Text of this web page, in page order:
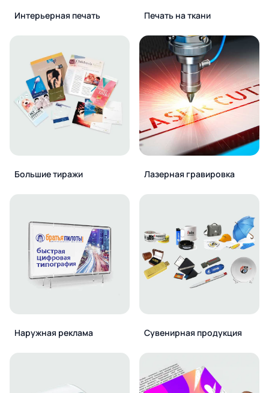
Интерьерная печать Печать на ткани
Большие тиражи Лазерная гравировка
Наружная реклама Сувенирная продукция